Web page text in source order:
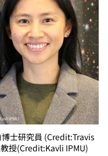
士研究員 (Credit:Travis
授(Credit:Kavli IPMU)